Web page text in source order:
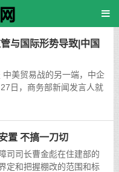
与国际形势导致|中国
美贸易战的另一端，中企
日，商务部新闻发言人就
意到美方关于...
置 不搞一刀切
司司长曹金彪在住建部的
定和把握棚改的范围和标